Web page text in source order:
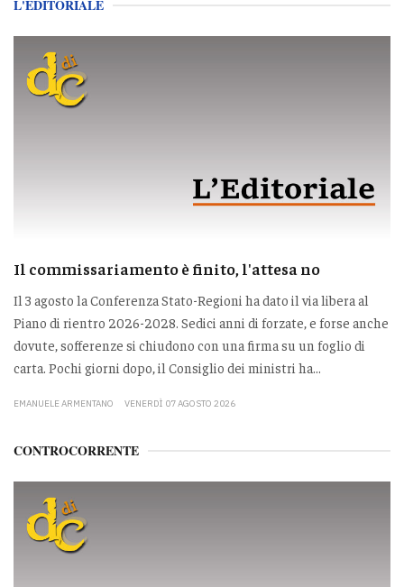
L'EDITORIALE
Il commissariamento è finito, l'attesa no
Il 3 agosto la Conferenza Stato-Regioni ha dato il via libera al
Piano di rientro 2026-2028. Sedici anni di forzate, e forse anche
dovute, sofferenze si chiudono con una firma su un foglio di
carta. Pochi giorni dopo, il Consiglio dei ministri ha...
EMANUELE ARMENTANO VENERDÌ 07 AGOSTO 2026
CONTROCORRENTE